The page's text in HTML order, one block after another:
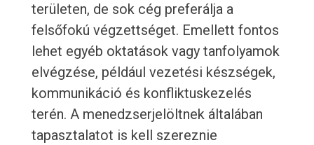
területen, de sok cég preferálja a
felsőfokú végzettséget. Emellett fontos
lehet egyéb oktatások vagy tanfolyamok
elvégzése, például vezetési készségek,
kommunikáció és konfliktuskezelés
terén. A menedzserjelöltnek általában
tapasztalatot is kell szereznie